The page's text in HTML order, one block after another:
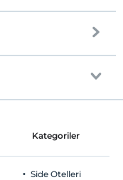
Kategoriler
Side Otelleri